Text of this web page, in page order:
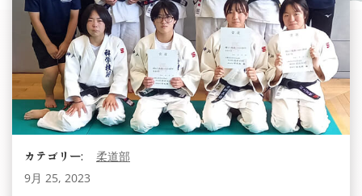
カテゴリー:
柔道部
9月 25, 2023